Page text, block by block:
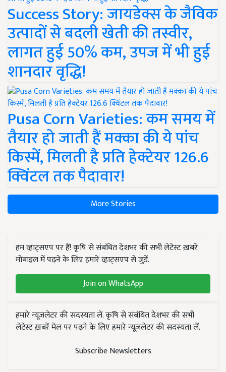
Success Story: जायडेक्स के जैविक
उत्पादों से बदली खेती की तस्वीर,
लागत हुई 50% कम, उपज में भी हुई
शानदार वृद्धि!
Pusa Corn Varieties: कम समय में
तैयार हो जाती हैं मक्का की ये पांच
किस्में, मिलती है प्रति हेक्टेयर 126.6
क्विंटल तक पैदावार!
More Stories
हम व्हाट्सएप पर हैं! कृषि से संबंधित देशभर की सभी लेटेस्ट ख़बरें
मोबाइल में पढ़ने के लिए हमारे व्हाट्सएप से जुड़ें.
Join on WhatsApp
हमारे न्यूज़लेटर की सदस्यता लें. कृषि से संबंधित देशभर की सभी
लेटेस्ट ख़बरें मेल पर पढ़ने के लिए हमारे न्यूज़लेटर की सदस्यता लें.
Subscribe Newsletters